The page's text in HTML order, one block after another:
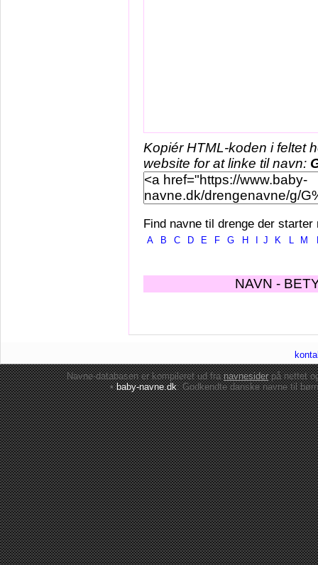
Kopiér HTML-koden i feltet
website for at linke til navn:
Find navne til drenge der starter
A B C D E F G H J K L M
NAVN -
Navne-databasen er kompileret ud franavnesiderpå nettet
•baby-navne.dk: Godkendte danskenavne til børn